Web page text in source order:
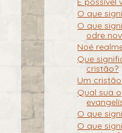
O que
O que
odre
Noé
Que
cristão?
Um
Qual sua
O que
O que